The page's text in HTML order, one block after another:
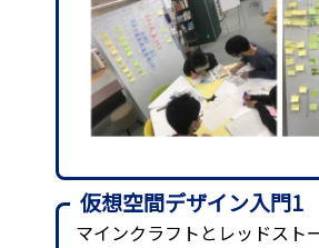
仮想空間デザイン入門1
マインクラフトとレッドスト